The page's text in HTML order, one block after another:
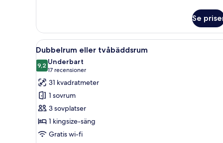
Mayfair
King
Se
Öppna
alla
foton
för
Dubbelrum
eller
tvåbäddsrum
Ett modernt hotellrum med
7
Dubbelrum eller tvåbäddsrum
9,29,2 av 10
Underbart
17 recensioner
(17 recensioner)
31 kvadratmeter
1 sovrum
3 sovplatser
1 kingsize-säng
Gratis wi-fi